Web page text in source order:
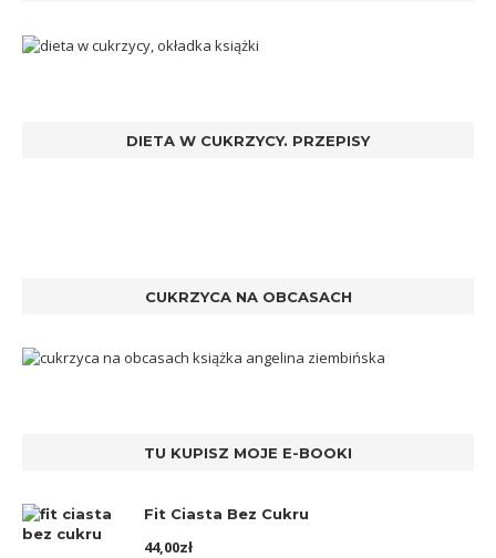
DIETA W CUKRZYCY. PRZEPISY
CUKRZYCA NA OBCASACH
TU KUPISZ MOJE E-BOOKI
Fit Ciasta Bez Cukru
44,00zł